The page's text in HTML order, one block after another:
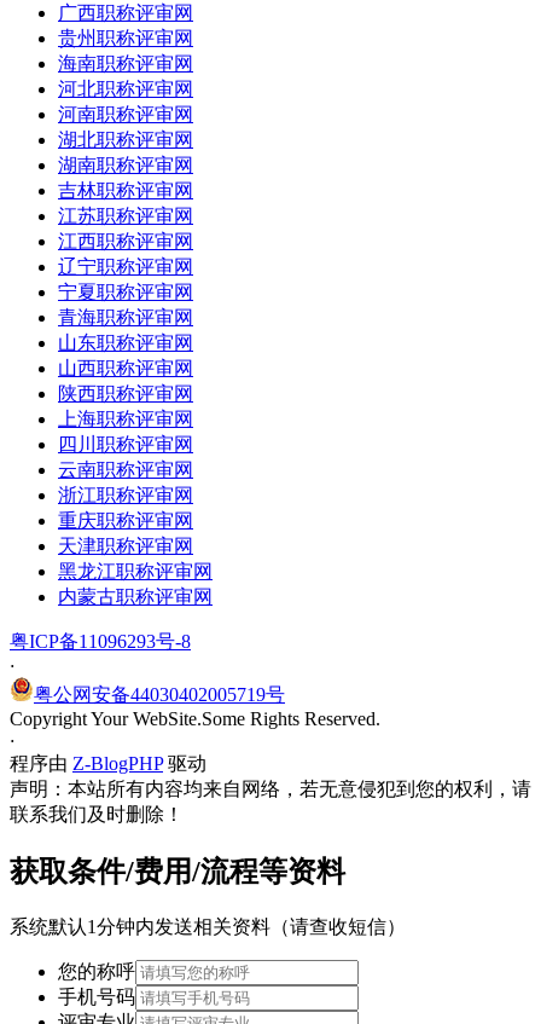
广西职称评审网
贵州职称评审网
海南职称评审网
河北职称评审网
河南职称评审网
湖北职称评审网
湖南职称评审网
吉林职称评审网
江苏职称评审网
江西职称评审网
辽宁职称评审网
宁夏职称评审网
青海职称评审网
山东职称评审网
山西职称评审网
陕西职称评审网
上海职称评审网
四川职称评审网
云南职称评审网
浙江职称评审网
重庆职称评审网
天津职称评审网
黑龙江职称评审网
内蒙古职称评审网
粤ICP备11096293号-8
·
粤公网安备44030402005719号
Copyright Your WebSite.Some Rights Reserved.
·
程序由 Z-BlogPHP驱动
声明：本站所有内容均来自网络，若无意侵犯到您的权利，请
联系我们及时删除！
获取条件/费用/流程等资料
系统默认1分钟内发送相关资料（请查收短信）
您的称呼
手机号码